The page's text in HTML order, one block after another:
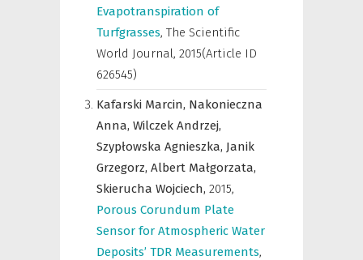
Evapotranspiration of
Turfgrasses, The Scientific
World Journal, 2015(Article ID
626545)
Kafarski Marcin, Nakonieczna
Anna, Wilczek Andrzej,
Szypłowska Agnieszka, Janik
Grzegorz, Albert Małgorzata,
Skierucha Wojciech, 2015,
Porous Corundum Plate
Sensor for Atmospheric Water
Deposits’ TDR Measurements,